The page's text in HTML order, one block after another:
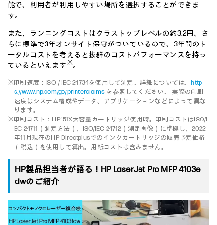
能で、利用者が利用しやすい場所を選択することができま
す。
また、ランニングコストはクラストップレベルの約3.2円、さ
らに標準で3年オンサイト保守がついているので、3年間のト
ータルコストを考えると抜群のコストパフォーマンスを持っ
ているといえます ※。
※印刷速度：ISO / IEC 24734を使用して測定。詳細については、http
s://www.hp.com/go/printerclaims を参照してください。 実際の印刷
速度はシステム構成やデータ、アプリケーションなどによって異な
ります。
※印刷コスト：HP151X大容量カートリッジ使用時。印刷コストはISO/I
EC 24711（測定方法）、ISO/IEC 24712（測定画像）に準拠し、2022
年11月現在のHP Directplusでのインクカートリッジの販売予定価格
（税込）を使用して算出。用紙コストは含みません。
HP製品担当者が語る！HP LaserJet Pro MFP 4103e
dwのご紹介